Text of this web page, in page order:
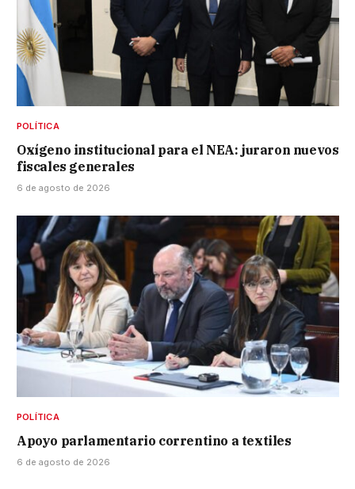
POLÍTICA
Oxígeno institucional para el NEA: juraron nuevos
fiscales generales
6 de agosto de 2026
POLÍTICA
Apoyo parlamentario correntino a textiles
6 de agosto de 2026